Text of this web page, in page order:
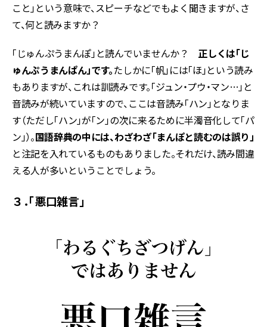
こと」という意味で、スピーチなどでもよく聞きますが、さ
て、何と読みますか？
「じゅんぷうまんぽ」と読んでいませんか？ 正しくは「じ
ゅんぷうまんぱん」です。たしかに「帆」には「ほ」という読み
もありますが、これは訓読みです。「ジュン・プウ・マン…」と
音読みが続いていますので、ここは音読み「ハン」となりま
す（ただし「ハン」が「ン」の次に来るために半濁音化して「パ
ン」）。国語辞典の中には、わざわざ「まんぽと読むのは誤り」
と注記を入れているものもありました。それだけ、読み間違
える人が多いということでしょう。
３．「悪口雑言」